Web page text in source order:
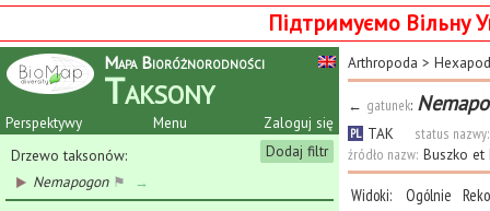
Підтримуємо Вільну
Mapa Bioróżnorodności
Taksony
Perspektywy Zaloguj się
Menu
Dodaj filtr
Drzewo taksonów:
Nemapogon⚑ →
Arthropoda >
← gatunek:
PL TAK
status nazwy:
źródło nazw: Buszko et
Widoki: Ogólnie